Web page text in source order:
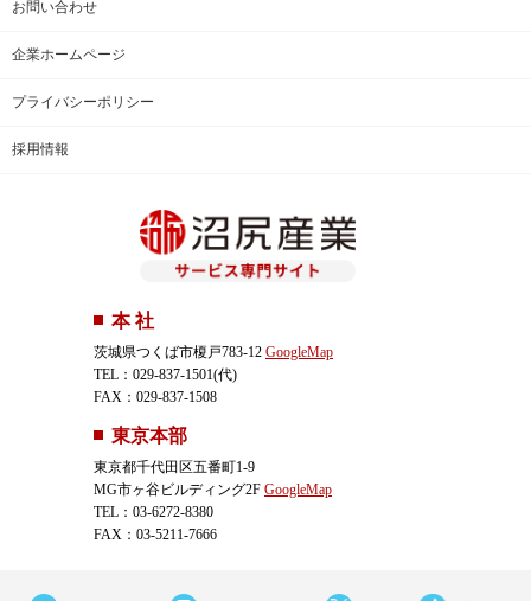
お問い合わせ
企業ホームページ
プライバシーポリシー
採用情報
本 社
茨城県つくば市榎戸783-12 GoogleMap
TEL：029-837-1501(代)
FAX：029-837-1508
東京本部
東京都千代田区五番町1-9
MG市ヶ谷ビルディング2F GoogleMap
TEL：03-6272-8380
FAX：03-5211-7666